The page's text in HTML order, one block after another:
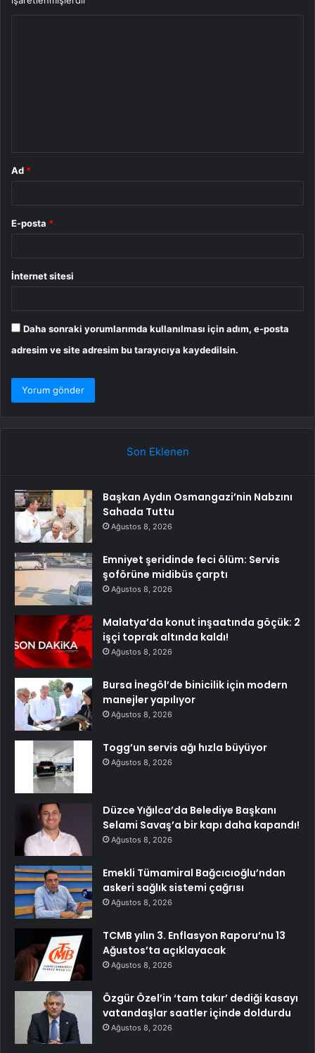
Ad *
E-posta *
İnternet sitesi
Daha sonraki yorumlarımda kullanılması için adım, e-posta
adresim ve site adresim bu tarayıcıya kaydedilsin.
Son Eklenen
Başkan Aydın Osmangazi’nin Nabzını
Sahada Tuttu
Ağustos 8, 2026
Emniyet şeridinde feci ölüm: Servis
şoförüne midibüs çarptı
Ağustos 8, 2026
Malatya’da konut inşaatında göçük: 2
işçi toprak altında kaldı!
Ağustos 8, 2026
Bursa İnegöl’de binicilik için modern
manejler yapılıyor
Ağustos 8, 2026
Togg’un servis ağı hızla büyüyor
Ağustos 8, 2026
Düzce Yığılca’da Belediye Başkanı
Selami Savaş’a bir kapı daha kapandı!
Ağustos 8, 2026
Emekli Tümamiral Bağcıcıoğlu’ndan
askeri sağlık sistemi çağrısı
Ağustos 8, 2026
TCMB yılın 3. Enflasyon Raporu’nu 13
Ağustos’ta açıklayacak
Ağustos 8, 2026
Özgür Özel’in ‘tam takır’ dediği kasayı
vatandaşlar saatler içinde doldurdu
Ağustos 8, 2026